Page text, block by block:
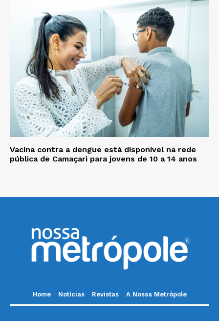
Vacina contra a dengue está disponível na rede
pública de Camaçari para jovens de 10 a 14 anos
Home Notícias Revistas A Nossa Metrópole